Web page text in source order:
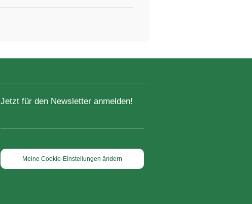
Jetzt für den Newsletter anmelden!
Meine Cookie-Einstellungen ändern